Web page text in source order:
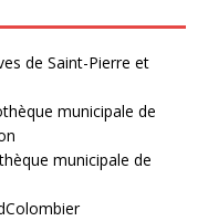
de Saint-Pierre et
municipale de
municipale de